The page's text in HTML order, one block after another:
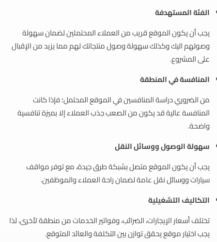
الفئة المستهدفة
يجب أن يكون الموقع قريب من العملاء المحتملين لضمان سهولة
وصولهم اليك وكذلك سهولة وصول منتجاتك لهم مما يزيد من الإقبال
على المشروع.
المنافسة في المنطقة
من الضروري دراسة المنافسين في الموقع المحتمل؛ فإذا كانت
المنافسة عالية قد يكون من الصعب جذب العملاء إلا بميزة تنافسية
واضحة.
سهولة الوصول ووسائل النقل
يجب أن يكون الموقع متصل بشبكة طرق جيدة، مع توفر مواقف
سيارات ووسائل نقل عامة لضمان راحة العملاء والموظفين.
التكاليف التشغيلية
تختلف أسعار الإيجارات، الضرائب، وفواتير الخدمات من منطقة لأخرى، لذا
يجب اختيار موقع يحقق توازن بين التكلفة والعائد المتوقع.